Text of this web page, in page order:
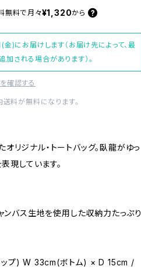
無料で 月々¥1,320から
)にお届けします（お届け先によって、最
される場合があります）。
確認する
料が無料になります。
リジナル・トートバッグ。臥龍がゆっ
現しています。
バス生地を使用した収納力たっぷり
プ) W 33cm(ボトム) × D 15cm /